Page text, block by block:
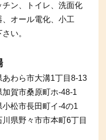
ン、トイレ、洗面化
オール電化、小工
い。
ら市大溝1丁目8-13
賀市桑原町ホ-48-1
市長田町イ-4の1
県野々市市本町6丁目